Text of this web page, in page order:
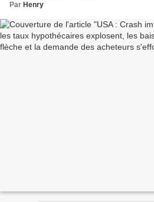
Par Henry